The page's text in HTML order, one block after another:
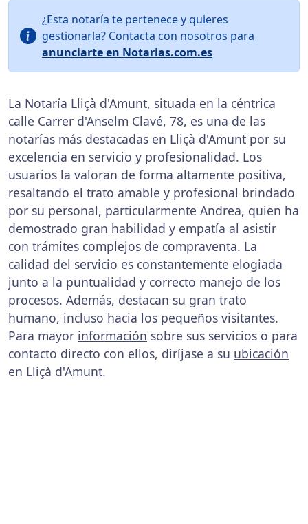
¿Esta notaría te pertenece y quieres
gestionarla? Contacta con nosotros para
anunciarte en Notarias.com.es
La Notaría Lliçà d'Amunt, situada en la céntrica
calle Carrer d'Anselm Clavé, 78, es una de las
notarías más destacadas en Lliçà d'Amunt por su
excelencia en servicio y profesionalidad. Los
usuarios la valoran de forma altamente positiva,
resaltando el trato amable y profesional brindado
por su personal, particularmente Andrea, quien ha
demostrado gran habilidad y empatía al asistir
con trámites complejos de compraventa. La
calidad del servicio es constantemente elogiada
junto a la puntualidad y correcto manejo de los
procesos. Además, destacan su gran trato
humano, incluso hacia los pequeños visitantes.
Para mayor información sobre sus servicios o para
contacto directo con ellos, diríjase a su ubicación
en Lliçà d'Amunt.